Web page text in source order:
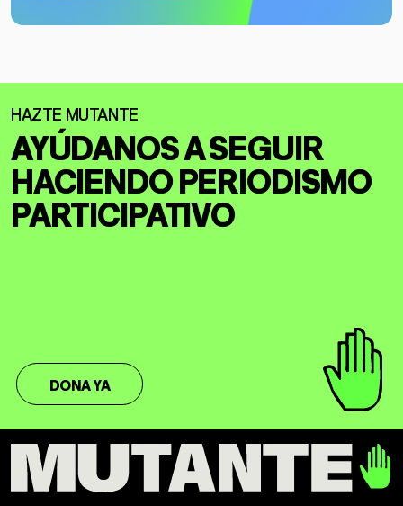
AYÚDANOS A SEGUIR
HACIENDOPERIODISMO
PARTICIPATIVO
DONA YA